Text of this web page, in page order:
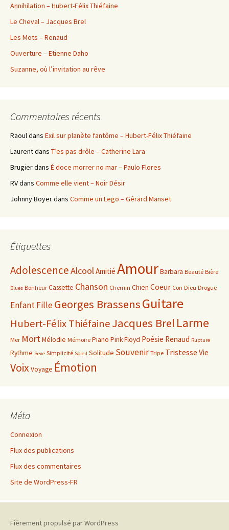
Annihilation – Hubert-Félix Thiéfaine
Le Cheval – Jacques Brel
Les Mots – Renaud
Ouverture – Etienne Daho
Suzanne, où l’invitation au rêve
Commentaires récents
Raouldans Exil sur planète fantôme – Hubert-Félix Thiéfaine
Laurentdans T’es pas drôle – Catherine Lara
Brugierdans É doce morrer no mar – Paulo Flores
RVdans Comme elle vient – Noir Désir
Johnny Boyerdans Comme un Lego – Gérard Manset
Étiquettes
AdolescenceAlcoolAmitié AmourBarbara Beauté Bière
Blues Bonheur Cassette Chanson Chemin Chien Coeur Con Dieu Drogue
EnfantFilleGeorges BrassensGuitare
Hubert-Félix ThiéfaineJacques Brel Larme
Mer MortMélodie Mémoire Piano Pink Floyd Poésie Renaud Rupture
Rythme Sexe Simplicité Soleil Solitude Souvenir Tripe Tristesse Vie
VoixVoyage Émotion
Méta
Connexion
Flux des publications
Flux des commentaires
Site de WordPress-FR
Fièrement propulsé par WordPress